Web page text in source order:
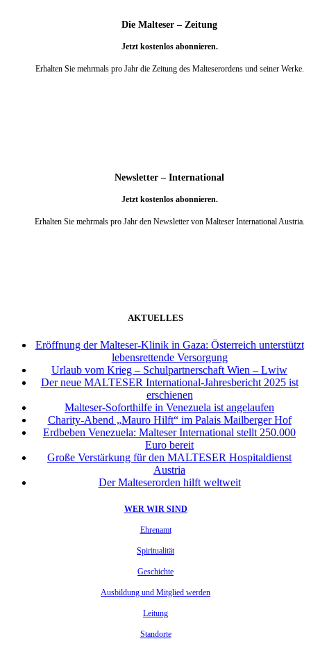
Die Malteser – Zeitung
Jetzt kostenlos abonnieren.
Erhalten Sie mehrmals pro Jahr die Zeitung des Malteserordens und seiner Werke.
Newsletter – International
Jetzt kostenlos abonnieren.
Erhalten Sie mehrmals pro Jahr den Newsletter von Malteser International Austria.
AKTUELLES
Eröffnung der Malteser-Klinik in Gaza: Österreich unterstützt
lebensrettende Versorgung
Urlaub vom Krieg – Schulpartnerschaft Wien – Lwiw
Der neue MALTESER International-Jahresbericht 2025 ist
erschienen
Malteser-Soforthilfe in Venezuela ist angelaufen
Charity-Abend „Mauro Hilft“ im Palais Mailberger Hof
Erdbeben Venezuela: Malteser International stellt 250.000
Euro bereit
Große Verstärkung für den MALTESER Hospitaldienst
Austria
Der Malteserorden hilft weltweit
WER WIR SIND
Ehrenamt
Spiritualität
Geschichte
Ausbildung und Mitglied werden
Leitung
Standorte